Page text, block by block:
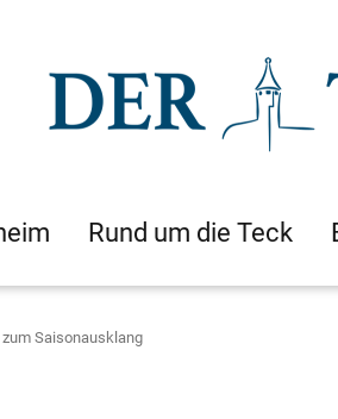
Rund um die Teck
zum Saisonausklang